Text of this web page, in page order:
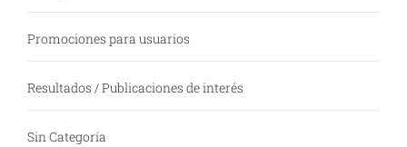
Promociones para usuarios
Resultados / Publicaciones de interés
Sin Categoría